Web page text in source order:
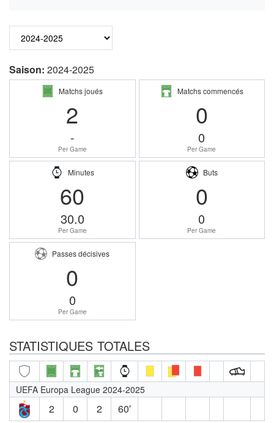
Saison: 2024-2025
Matchs joués
2
-
Per Game
Matchs commencés
0
0
Per Game
Minutes
60
30.0
Per Game
Buts
0
0
Per Game
Passes décisives
0
0
Per Game
STATISTIQUES TOTALES
UEFA Europa League 2024-2025
2 0 2 60′